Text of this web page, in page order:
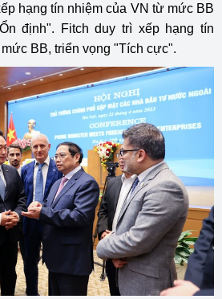
hạng tín nhiệm của VN từ mức BB
định". Fitch duy trì xếp hạng tín
BB, triển vọng "Tích cực".